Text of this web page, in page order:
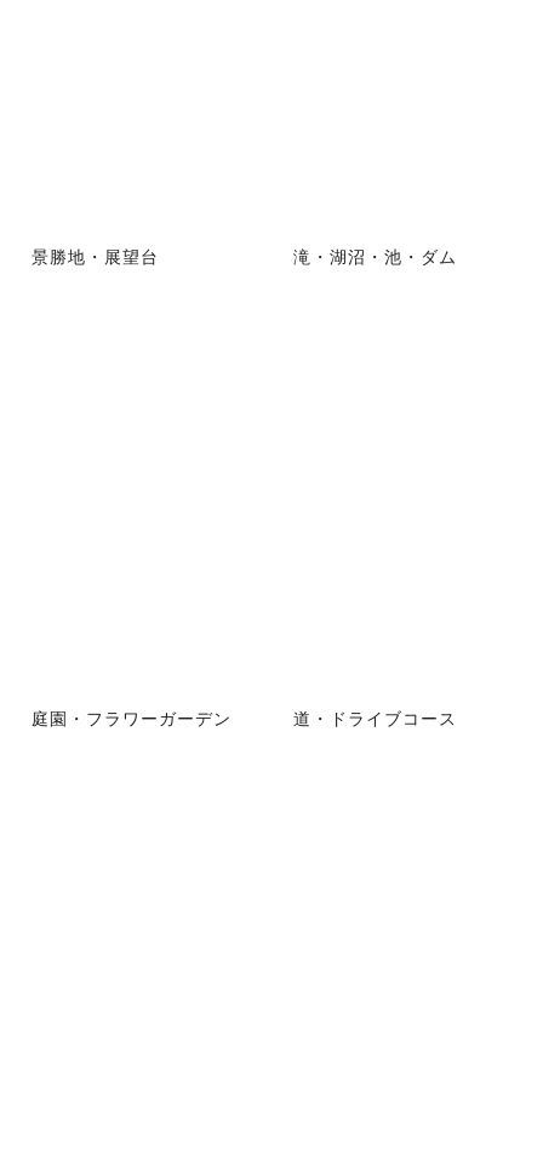
景勝地・展望台 滝・湖沼・池・ダム
庭園・フラワーガーデン 道・ドライブコース